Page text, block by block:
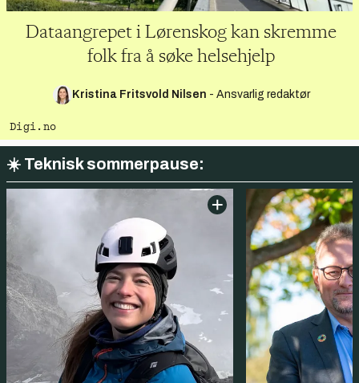
Dataangrepet i Lørenskog kan skremme
folk fra å søke helsehjelp
Kristina Fritsvold Nilsen - Ansvarlig redaktør
Digi.no
☀️ Teknisk sommerpause: